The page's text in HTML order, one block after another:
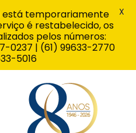
está temporariamente
é restabelecido, os
pelos números:
0237 | (61) 99633-2770
5016
X